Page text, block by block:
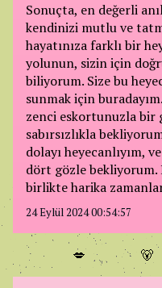
Sonuçta, en değerli
kendinizi mutlu ve
hayatınıza farklı bir
yolunun, sizin için
biliyorum. Size bu
sunmak için
zenci eskortunuzla bir
sabırsızlıkla
dolayı heyecanlıyım,
dört gözle bekliyorum.
birlikte harika
24 Eylül 2024 00:54:57
💋 🐻